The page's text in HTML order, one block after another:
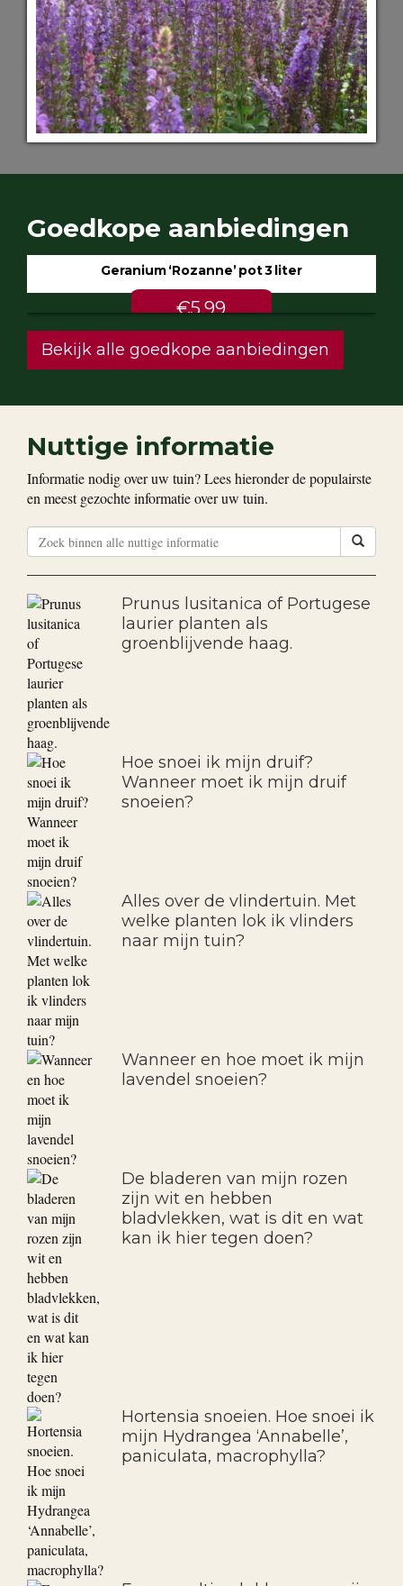
Goedkope aanbiedingen
Geranium ‘Rozanne’ pot 3 liter
€5.99
Bekijk alle goedkope aanbiedingen
Nuttige informatie
Informatie nodig over uw tuin? Lees hieronder de populairste
en meest gezochte informatie over uw tuin.
Prunus lusitanica of Portugese
laurier planten als
groenblijvende haag.
Hoe snoei ik mijn druif?
Wanneer moet ik mijn druif
snoeien?
Alles over de vlindertuin. Met
welke planten lok ik vlinders
naar mijn tuin?
Wanneer en hoe moet ik mijn
lavendel snoeien?
De bladeren van mijn rozen
zijn wit en hebben
bladvlekken, wat is dit en wat
kan ik hier tegen doen?
Hortensia snoeien. Hoe snoei ik
mijn Hydrangea ‘Annabelle’,
paniculata, macrophylla?